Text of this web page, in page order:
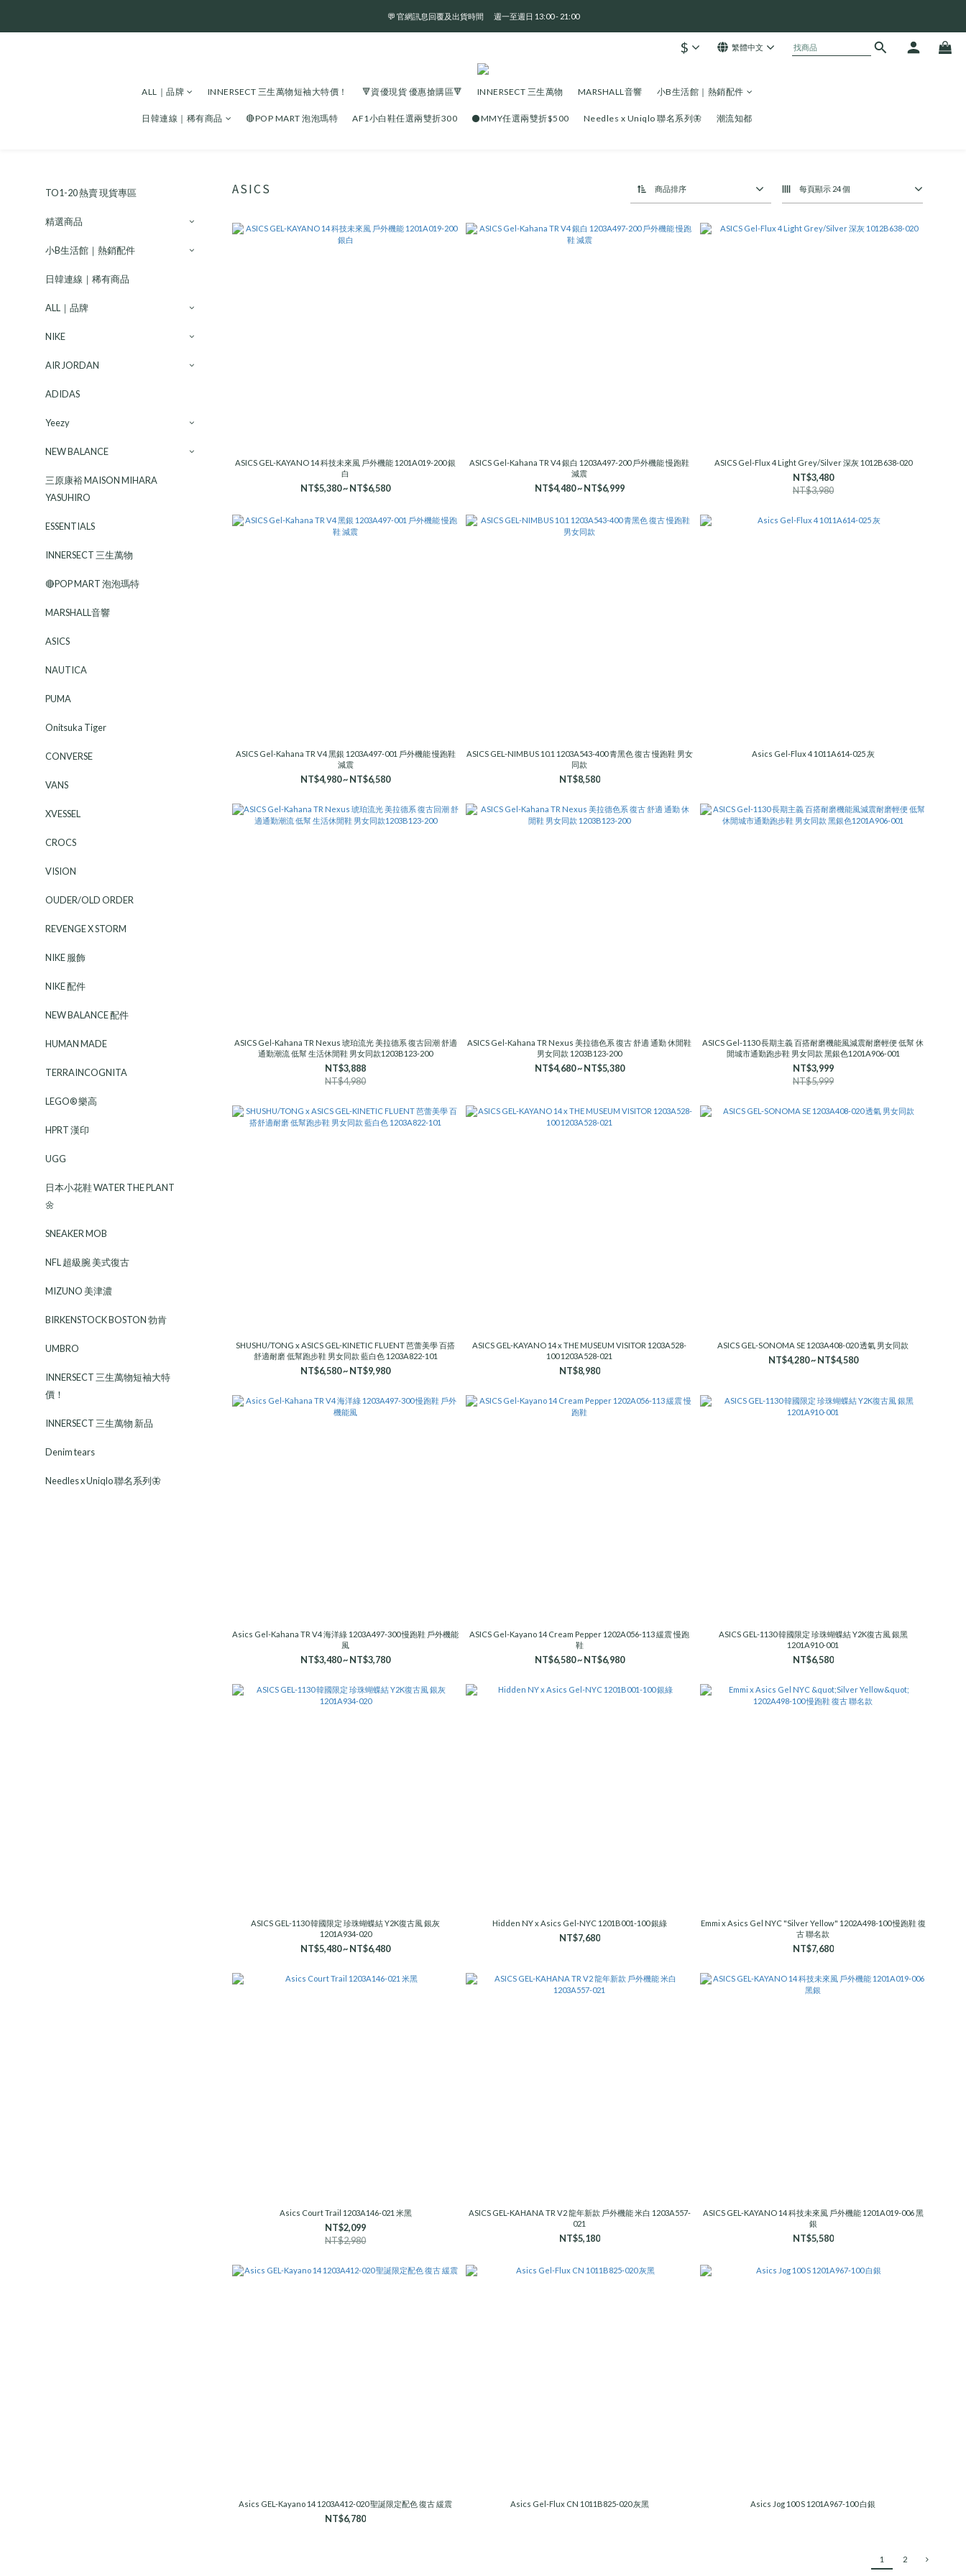
全 館 消 費 滿 三 千 免 運 費 🤘🏻
💬 官網訊息回覆及出貨時間       週一至週日 13:00 - 21:00
$ 繁體中文
ALL｜品牌 INNERSECT 三生萬物短袖大特價！ 🔻資優現貨 優惠搶購區🔻 INNERSECT 三生萬物 MARSHALL音響 小B生活館｜熱銷配件
日韓連線｜稀有商品 🔴POP MART 泡泡瑪特 AF1小白鞋任選兩雙折300 ⚫️MMY任選兩雙折$500 Needles x Uniqlo 聯名系列🦋 潮流知都
TO1-20 熱賣 現貨專區
精選商品
小B生活館｜熱銷配件
日韓連線｜稀有商品
ALL｜品牌
NIKE
AIR JORDAN
ADIDAS
Yeezy
NEW BALANCE
三原康裕 MAISON MIHARA
YASUHIRO
ESSENTIALS
INNERSECT 三生萬物
🔴POP MART 泡泡瑪特
MARSHALL音響
ASICS
NAUTICA
PUMA
Onitsuka Tiger
CONVERSE
VANS
XVESSEL
CROCS
VISION
OUDER/OLD ORDER
REVENGE X STORM
NIKE 服飾
NIKE 配件
NEW BALANCE 配件
HUMAN MADE
TERRAINCOGNITA
LEGO® 樂高
HPRT 漢印
UGG
日本小花鞋 WATER THE PLANT
🌼
SNEAKER MOB
NFL 超級腕 美式復古
MIZUNO 美津濃
BIRKENSTOCK BOSTON 勃肯
UMBRO
INNERSECT 三生萬物短袖大特
價！
INNERSECT 三生萬物 新品
Denim tears
Needles x Uniqlo 聯名系列🦋
ASICS 商品排序 每頁顯示 24 個
ASICS GEL-KAYANO 14 科技未來風 戶外機能 1201A019-200 銀
白
NT$5,380 ~ NT$6,580
ASICS Gel-Kahana TR V4 銀白 1203A497-200 戶外機能 慢跑鞋
減震
NT$4,480 ~ NT$6,999
ASICS Gel-Flux 4 Light Grey/Silver 深灰 1012B638-020
NT$3,480
NT$3,980
ASICS Gel-Kahana TR V4 黑銀 1203A497-001 戶外機能 慢跑鞋
減震
NT$4,980 ~ NT$6,580
ASICS GEL-NIMBUS 10.1 1203A543-400 青黑色 復古 慢跑鞋 男女
同款
NT$8,580
Asics Gel-Flux 4 1011A614-025 灰
ASICS Gel-Kahana TR Nexus 琥珀流光 美拉德系 復古回潮 舒適
通勤潮流 低幫 生活休閒鞋 男女同款1203B123-200
NT$3,888
NT$4,980
ASICS Gel-Kahana TR Nexus 美拉德色系 復古 舒適 通勤 休閒鞋
男女同款 1203B123-200
NT$4,680 ~ NT$5,380
ASICS Gel-1130 長期主義 百搭耐磨機能風減震耐磨輕便 低幫 休
閒城市通勤跑步鞋 男女同款 黑銀色1201A906-001
NT$3,999
NT$5,999
SHUSHU/TONG x ASICS GEL-KINETIC FLUENT 芭蕾美學 百搭
舒適耐磨 低幫跑步鞋 男女同款 藍白色 1203A822-101
NT$6,580 ~ NT$9,980
ASICS GEL-KAYANO 14 x THE MUSEUM VISITOR 1203A528-
100 1203A528-021
NT$8,980
ASICS GEL-SONOMA SE 1203A408-020 透氣 男女同款
NT$4,280 ~ NT$4,580
Asics Gel-Kahana TR V4 海洋綠 1203A497-300 慢跑鞋 戶外機能
風
NT$3,480 ~ NT$3,780
ASICS Gel-Kayano 14 Cream Pepper 1202A056-113 緩震 慢跑
鞋
NT$6,580 ~ NT$6,980
ASICS GEL-1130 韓國限定 珍珠蝴蝶結 Y2K復古風 銀黑
1201A910-001
NT$6,580
ASICS GEL-1130 韓國限定 珍珠蝴蝶結 Y2K復古風 銀灰
1201A934-020
NT$5,480 ~ NT$6,480
Hidden NY x Asics Gel-NYC 1201B001-100 銀綠
NT$7,680
Emmi x Asics Gel NYC "Silver Yellow" 1202A498-100 慢跑鞋 復
古 聯名款
NT$7,680
Asics Court Trail 1203A146-021 米黑
NT$2,099
NT$2,980
ASICS GEL-KAHANA TR V2 龍年新款 戶外機能 米白 1203A557-
021
NT$5,180
ASICS GEL-KAYANO 14 科技未來風 戶外機能 1201A019-006 黑
銀
NT$5,580
Asics GEL-Kayano 14 1203A412-020 聖誕限定配色 復古 緩震
NT$6,780
Asics Gel-Flux CN 1011B825-020 灰黑 Asics Jog 100 S 1201A967-100 白銀
1 2